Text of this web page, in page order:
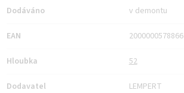
Dodáváno v demontu
EAN 2000000578866
Hloubka 52
Dodavatel LEMPERT